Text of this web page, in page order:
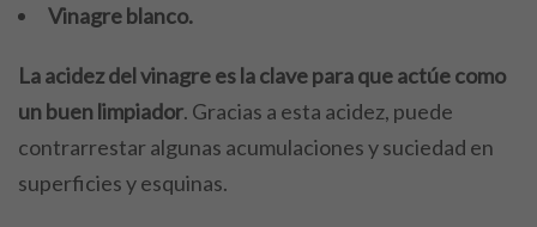
Vinagre blanco.
La acidez del vinagre es la clave para que actúe como
un buen limpiador. Gracias a esta acidez, puede
contrarrestar algunas acumulaciones y suciedad en
superficies y esquinas.